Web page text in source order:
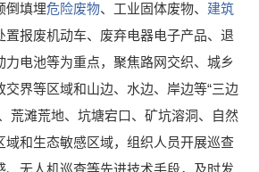
倒填埋危险废物、工业固体废物、 建筑
置报废机动车、废弃电器电子产品、退
力电池等为重点，聚焦路网交织、城乡
界等区域和山边、水边、岸边等“三边
荒滩荒地、坑塘宕口、矿坑溶洞、自然
域和生态敏感区域，组织人员开展巡查